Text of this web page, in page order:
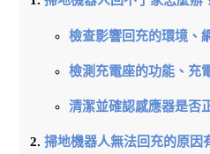
檢查影響回充的環境、
檢測充電座的功能、充
清潔並確認感應器是否
掃地機器人無法回充的原因